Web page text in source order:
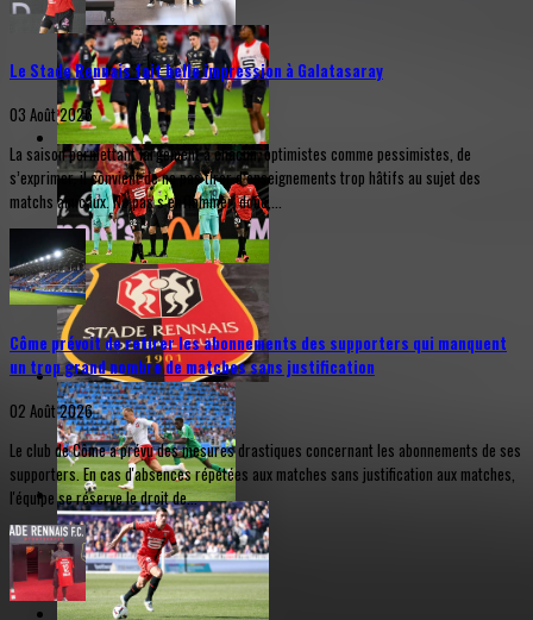
Le Stade Rennais fait belle impression à Galatasaray
03 Août 2026
La saison permettant largement à chacun, optimistes comme pessimistes, de
s’exprimer, il convient de ne pas tirer d’enseignements trop hâtifs au sujet des
matchs amicaux. Ne pas s’enflammer, donc,...
Côme prévoit de retirer les abonnements des supporters qui manquent
un trop grand nombre de matches sans justification
02 Août 2026
Le club de Côme a prévu des mesures drastiques concernant les abonnements de ses
supporters. En cas d'absences répétées aux matches sans justification aux matches,
l'équipe se réserve le droit de...